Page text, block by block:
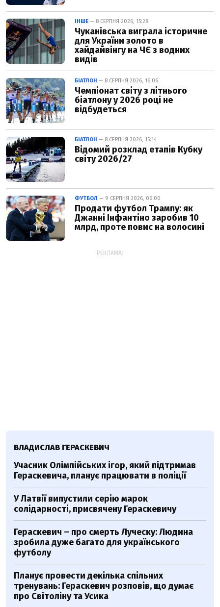
ІНШЕ — 8 СЕРПНЯ 2026, 15:28
Чуканівська виграла історичне
для України золото в
хайдайвінгу на ЧЄ з водних
видів
БІАТЛОН — 8 СЕРПНЯ 2026, 16:06
Чемпіонат світу з літнього
біатлону у 2026 році не
відбудеться
БІАТЛОН — 8 СЕРПНЯ 2026, 15:14
Відомий розклад етапів Кубку
світу 2026/27
ФУТБОЛ — 9 СЕРПНЯ 2026, 06:00
Продати футбол Трампу: як
Джанні Інфантіно заробив 10
млрд, проте повис на волосині
РЕКЛАМА:
ВЛАДИСЛАВ ГЕРАСКЕВИЧ
Учасник Олімпійських ігор, який підтримав
Гераскевича, планує працювати в поліції
У Латвії випустили серію марок
солідарності, присвячену Гераскевичу
Гераскевич – про смерть Луческу: Людина
зробила дуже багато для українського
футболу
Планує провести декілька спільних
тренувань: Гераскевич розповів, що думає
про Світоліну та Усика